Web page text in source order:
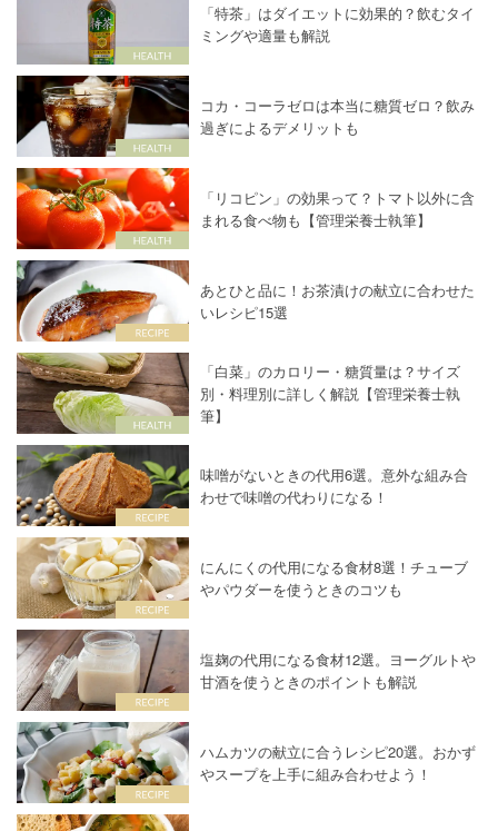
「特茶」はダイエットに効果的？飲むタイ
ミングや適量も解説
コカ・コーラゼロは本当に糖質ゼロ？飲み
過ぎによるデメリットも
「リコピン」の効果って？トマト以外に含
まれる食べ物も【管理栄養士執筆】
あとひと品に！お茶漬けの献立に合わせた
いレシピ15選
「白菜」のカロリー・糖質量は？サイズ
別・料理別に詳しく解説【管理栄養士執
筆】
味噌がないときの代用6選。意外な組み合
わせで味噌の代わりになる！
にんにくの代用になる食材8選！チューブ
やパウダーを使うときのコツも
塩麹の代用になる食材12選。ヨーグルトや
甘酒を使うときのポイントも解説
ハムカツの献立に合うレシピ20選。おかず
やスープを上手に組み合わせよう！